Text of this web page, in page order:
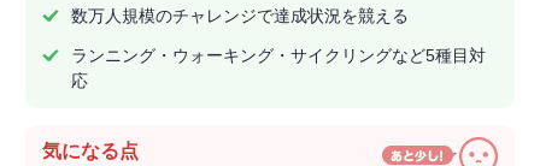
数万人規模のチャレンジで達成状況を競える
ランニング・ウォーキング・サイクリングなど5種目対
応
気になる点